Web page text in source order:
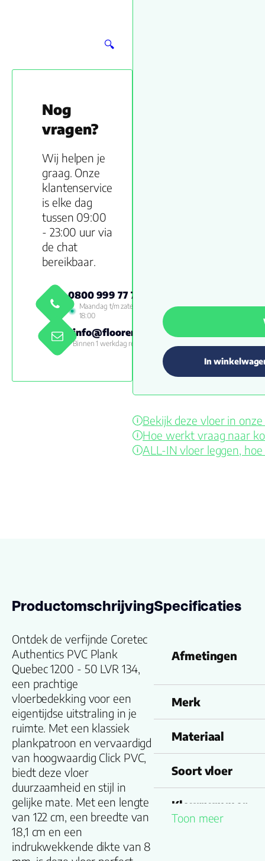
🔍
Nog
vragen?
Wij helpen je
graag. Onze
klantenservice
is elke dag
tussen 09:00
- 23:00 uur via
de chat
bereikbaar.
0800 999 77 79
Maandag t/m zaterdag 09:00 -
18:00
info@floorenmore.nl
Binnen 1 werkdag reactie
In
Bekijk deze vloer in
Hoe werkt vraag naar
ALL-IN vloer leggen,
Productomschrijving
Ontdek de verfijnde Coretec
Authentics PVC Plank
Quebec 1200 - 50 LVR 134,
een prachtige
vloerbedekking voor een
eigentijdse uitstraling in je
ruimte. Met een klassiek
plankpatroon en vervaardigd
van hoogwaardig Click PVC,
biedt deze vloer
duurzaamheid en stijl in
gelijke mate. Met een lengte
van 122 cm, een breedte van
18,1 cm en een
indrukwekkende dikte van 8
Specificaties
Afmetingen
Merk
Materiaal
Soort vloer
Kleurnummer
Toon meer